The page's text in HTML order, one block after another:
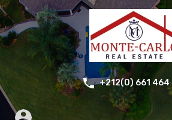
+212(0) 661 464